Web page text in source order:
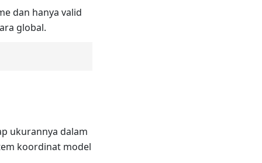
dan hanya valid
global.
ukurannya dalam
koordinat model